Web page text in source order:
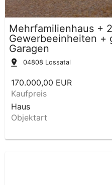
Mehrfamilienhaus +
Gewerbeeinheiten +
Garagen
04808 Lossatal
170.000,00 EUR
Kaufpreis
Haus
Objektart